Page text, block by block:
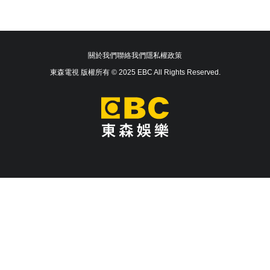
關於我們聯絡我們隱私權政策
東森電視 版權所有 © 2025 EBC All Rights Reserved.